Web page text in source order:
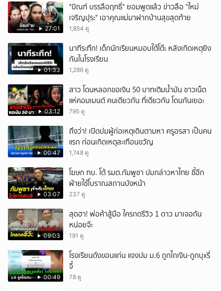
27:01
"บิณฑ์ บรรลือฤทธิ์" ยอมพูดแล้ว ข่าวลือ "ใหม่
เจริญปุระ" เอาคุณแม่มาฝากบ้านสุขสุดท้าย
1,854 ดู
01:33
นาทีระทึก! เด็กนักเรียนหมอบใต้โต๊ะ หลังเกิดเหตุยิง
กันในโรงเรียน
1,286 ดู
03:12
สาว โดนหลอกขอเงิน 50 บาทเติมน้ำมัน ชาวเน็ต
แห่คอมเมนต์ คนเดียวกัน ที่เดียวกัน โดนกันเยอะ
795 ดู
00:47
ถึงว่า! เปิดปมผู้ก่อเหตุเดินตามหา ครูอรสา เป็นคน
แรก ก่อนเกิดเหตุสะเทือนขวัญ
1,748 ดู
03:07
โฆษก ทบ. โต้ รมต.กัมพูชา ปมกล่าวหาไทย ชี้อีก
ฝ่ายใช้โบราณสถานบังหน้า
237 ดู
09:03
สุดฮา! พ่อค้าสู้มือ ใครกดรีวิว 1 ดาว มาเจอกัน
หน่อยจ๊ะ
191 ดู
00:49
โรงเรียนดังขอนแก่น แจงปม ม.6 ถูกไถเงิน-ถูกบุxรี่
จี้
78 ดู